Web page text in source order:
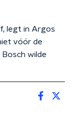
legt in Argos
vóór de
wilde